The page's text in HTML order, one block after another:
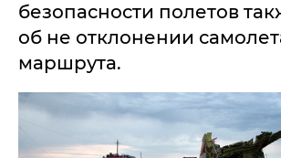
безопасности полетов
об не отклонении
маршрута.